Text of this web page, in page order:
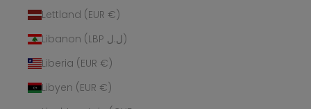
Lettland (EUR €)
Libanon (LBP ل.ل)
Liberia (EUR €)
Libyen (EUR €)